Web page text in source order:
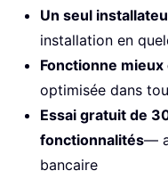
Un seul
installation en
Fonctionne
optimisée dans
Essai gratuit de
fonctionnalités—
bancaire